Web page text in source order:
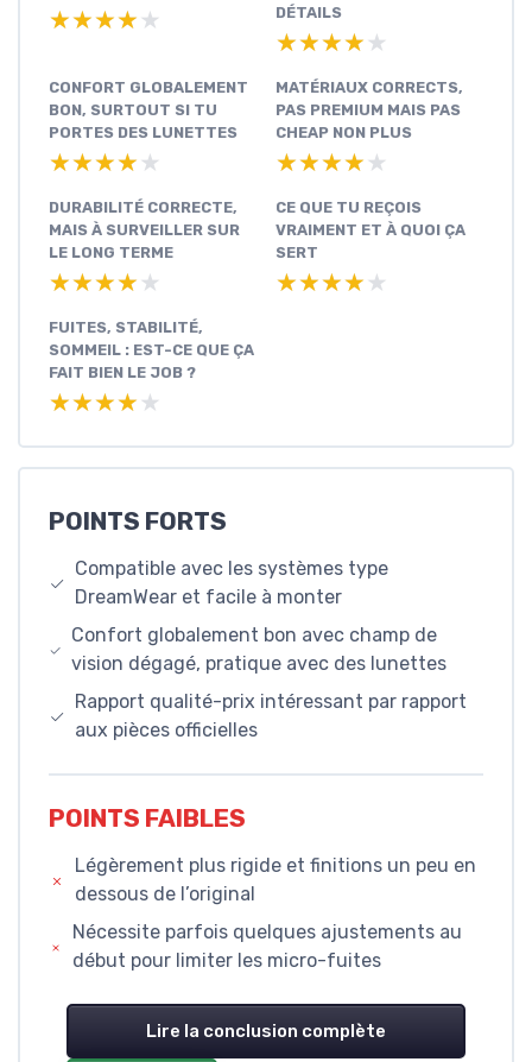
★★★★★
★★★★★
DÉTAILS
★★★★★
★★★★★
CONFORT GLOBALEMENT
BON, SURTOUT SI TU
PORTES DES LUNETTES
★★★★★
★★★★★
MATÉRIAUX CORRECTS,
PAS PREMIUM MAIS PAS
CHEAP NON PLUS
★★★★★
★★★★★
DURABILITÉ CORRECTE,
MAIS À SURVEILLER SUR
LE LONG TERME
★★★★★
★★★★★
CE QUE TU REÇOIS
VRAIMENT ET À QUOI ÇA
SERT
★★★★★
★★★★★
FUITES, STABILITÉ,
SOMMEIL : EST-CE QUE ÇA
FAIT BIEN LE JOB ?
★★★★★
★★★★★
POINTS FORTS
Compatible avec les systèmes type
DreamWear et facile à monter
Confort globalement bon avec champ de
vision dégagé, pratique avec des lunettes
Rapport qualité-prix intéressant par rapport
aux pièces officielles
POINTS FAIBLES
Légèrement plus rigide et finitions un peu en
dessous de l’original
Nécessite parfois quelques ajustements au
début pour limiter les micro-fuites
Lire la conclusion complète